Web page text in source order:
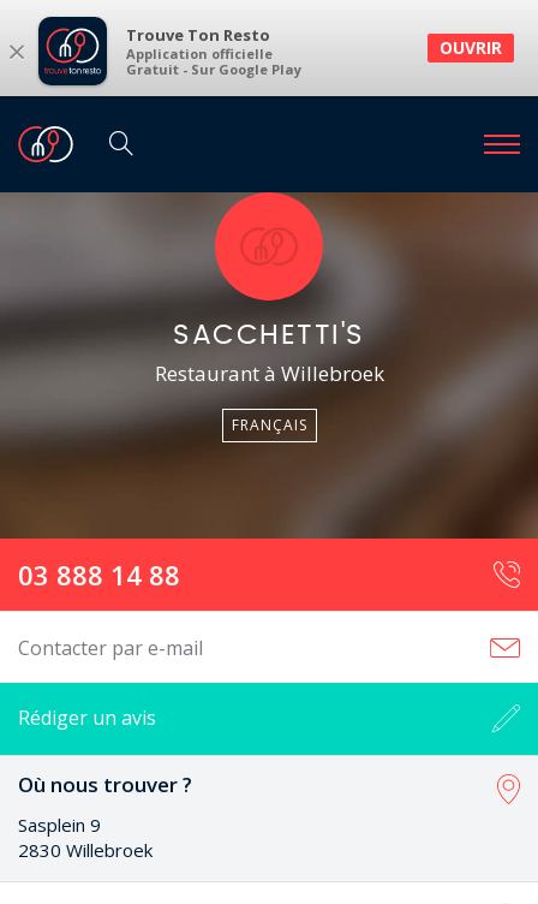
× Trouve Ton Resto
Application officielle
Gratuit - Sur Google Play
OUVRIR
SACCHETTI'S
Restaurant à Willebroek
FRANÇAIS
03 888 14 88
Contacter par e-mail
Rédiger un avis
Où nous trouver ?
Sasplein 9
2830 Willebroek